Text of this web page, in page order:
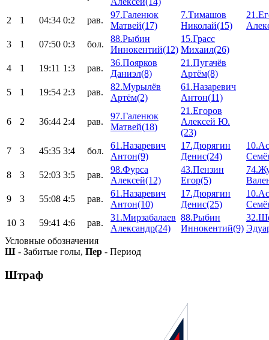
2
1 04:34 0:2 рав.
97.Галенюк
Матвей(17)
7.Тимашов
Николай(15)
3
1 07:50 0:3 бол.
88.Рыбин
Иннокентий(12)
15.Грасс
Михаил(26)
4
1 19:11 1:3 рав.
36.Поярков
Даниэл(8)
21.Пугачёв
Артём(8)
5
1 19:54 2:3 рав.
82.Мурылёв
Артём(2)
61.Назаревич
Антон(11)
6 2 36:44 2:4 рав.
97.Галенюк
Матвей(18)
21.Егоров
Алексей Ю.
(23)
7
3 45:35 3:4 бол.
61.Назаревич
Антон(9)
17.Дюрягин
Денис(24)
8
3 52:03 3:5 рав.
98.Фурса
Алексей(12)
43.Пензин
Егор(5)
9
3 55:08 4:5 рав.
61.Назаревич
Антон(10)
17.Дюрягин
Денис(25)
10 3 59:41 4:6 рав.
31.Мирзабалаев
Александр(24)
88.Рыбин
Иннокентий(9)
Условные обозначения
Ш - Забитые голы, Пер - Период
Штраф